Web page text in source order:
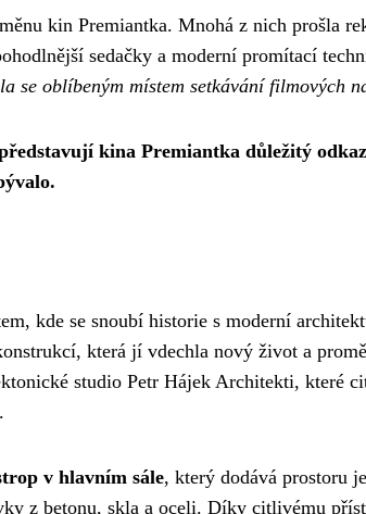
kin Premiantka. Mnohá z nich prošla
sedačky a moderní promítací
se oblíbeným místem setkávání filmových
kina Premiantka důležitý
kde se snoubí historie s moderní
která jí vdechla nový život a
studio Petr Hájek Architekti, které
v hlavním sále, který dodává prostoru
z betonu, skla a oceli. Díky citlivému